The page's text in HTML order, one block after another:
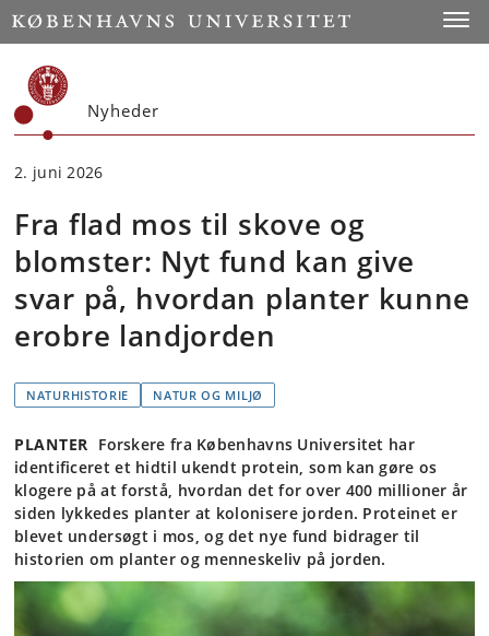
Start
Nyheder
2. juni 2026
Fra flad mos til skove og
blomster: Nyt fund kan give
svar på, hvordan planter kunne
erobre landjorden
NATURHISTORIE NATUR OG MILJØ
PLANTER Forskere fra Københavns Universitet har
identificeret et hidtil ukendt protein, som kan gøre os
klogere på at forstå, hvordan det for over 400 millioner år
siden lykkedes planter at kolonisere jorden. Proteinet er
blevet undersøgt i mos, og det nye fund bidrager til
historien om planter og menneskeliv på jorden.